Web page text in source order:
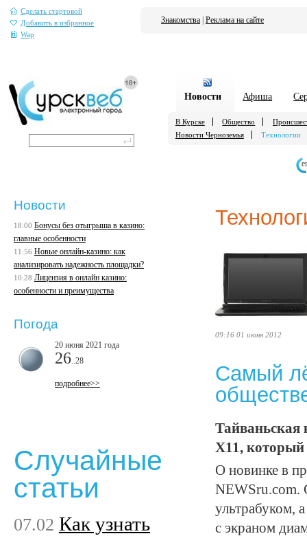
Сделать стартовой
Добавить в избранное
Wap
Знакомства Реклама на сайте
Новости Афиша
В Курске Общество
Новости Черноземья
Технологии
09:16 01 июня 2012
Самый
Тайваньская
X11, который
О новинке в
NEWSru.com.
ультрабуком,
с экраном
Новости
18:00 Бонусы без отыгрыша в казино:
главные особенности
11:56 Новые онлайн-казино: как
анализировать надежность площадки?
10:28 Лицензия в онлайн казино:
особенности и преимущества
Погода
20 июня 2021 года
26 ..28
подробнее>>
Случайные
статьи
07.02 Как узнать